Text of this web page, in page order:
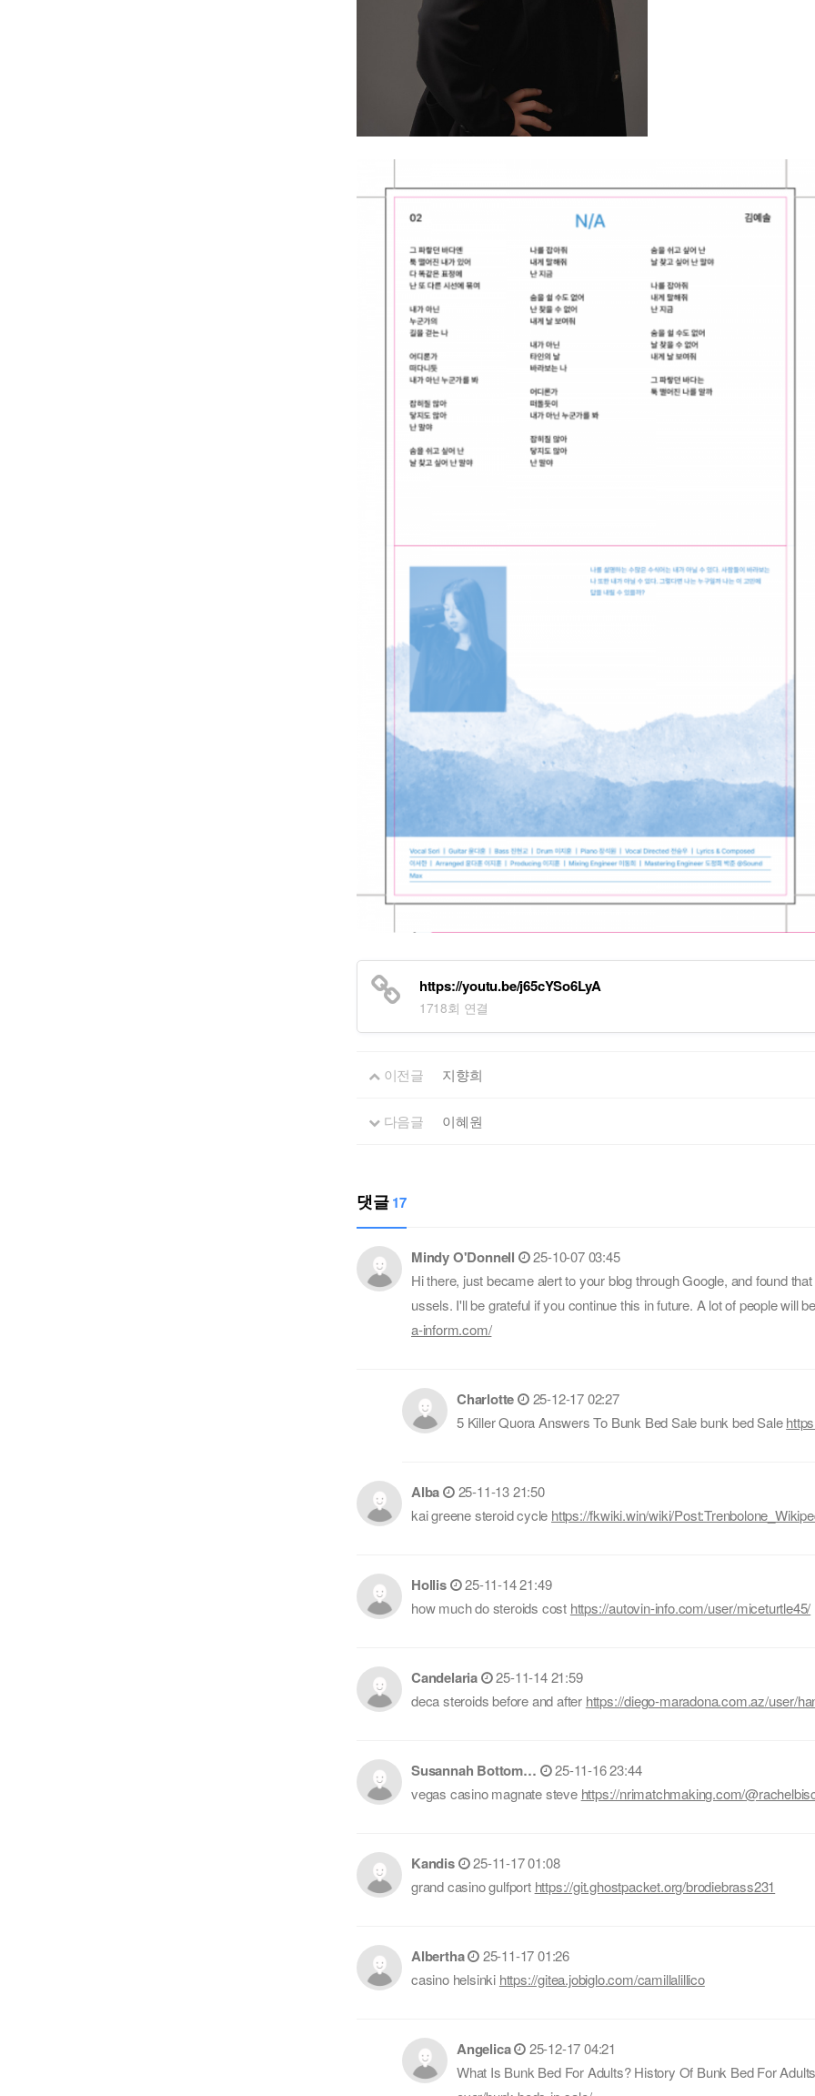
https://youtu.be/j65cYSo6LyA
1718회 연결
이전글 지향희
다음글 이혜원
댓글17
Mindy O'Donnell
25-10-07 03:45
Hi there, just became alert to your blog through Google, and found
ussels. I'll be grateful if you continue this in future. A lot of people will
a-inform.com/
Charlotte
25-12-17 02:27
5 Killer Quora Answers To Bunk Bed Sale bunk bed Sale
Alba
25-11-13 21:50
kai greene steroid cycle https://fkwiki.win/wiki/
Hollis
25-11-14 21:49
how much do steroids cost https://autovin-info.com/user/miceturtle45/
Candelaria
25-11-14 21:59
deca steroids before and after https://diego-maradona.com.az/user/
Susannah Bottom…
25-11-16 23:44
vegas casino magnate steve https://nrimatchmaking.com/
Kandis
25-11-17 01:08
grand casino gulfport https://git.ghostpacket.org/brodiebrass231
Albertha
25-11-17 01:26
casino helsinki https://gitea.jobiglo.com/camillalillico
Angelica
25-12-17 04:21
What Is Bunk Bed For Adults? History Of Bunk Bed For